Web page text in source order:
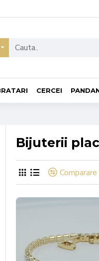
CERCEI
Bijuterii